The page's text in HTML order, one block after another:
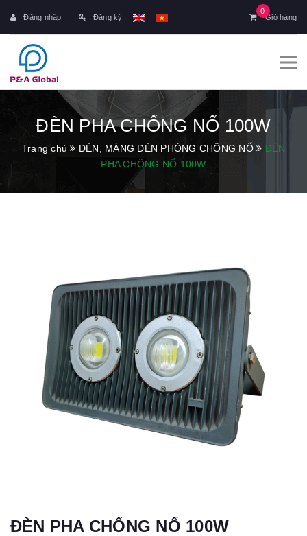
0
Giỏ hàng
Đăng nhập Đăng ký
ĐÈN PHA CHỐNG NỔ 100W
Trang chủ ĐÈN, MÁNG ĐÈN PHÒNG CHỐNG NỔ
ĐÈN
PHA CHỐNG NỔ 100W
ĐÈN PHA CHỐNG NỔ 100W